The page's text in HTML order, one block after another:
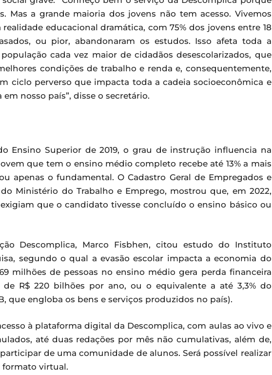
Mas a grande maioria dos jovens não tem acesso. Vivemos
educacional dramática, com 75% dos jovens entre 18
ou pior, abandonaram os estudos. Isso afeta toda a
cada vez maior de cidadãos desescolarizados, que
condições de trabalho e renda e, consequentemente,
ciclo perverso que impacta toda a cadeia socioeconômica e
nosso país”, disse o secretário.
Ensino Superior de 2019, o grau de instrução influencia na
que tem o ensino médio completo recebe até 13% a mais
apenas o fundamental. O Cadastro Geral de Empregados e
do Ministério do Trabalho e Emprego, mostrou que, em 2022,
exigiam que o candidato tivesse concluído o ensino básico ou
Descomplica, Marco Fisbhen, citou estudo do Instituto
segundo o qual a evasão escolar impacta a economia do
milhões de pessoas no ensino médio gera perda financeira
R$ 220 bilhões por ano, ou o equivalente a até 3,3% do
que engloba os bens e serviços produzidos no país).
à plataforma digital da Descomplica, com aulas ao vivo e
até duas redações por mês não cumulativas, além de,
de uma comunidade de alunos. Será possível realizar
formato virtual.